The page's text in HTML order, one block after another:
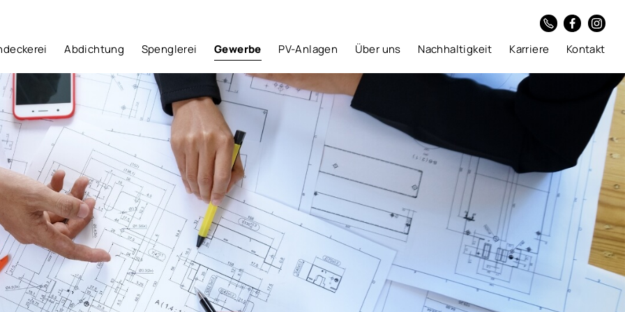
Abdichtung Spenglerei Gewerbe PV-Anlagen Über uns Nachhaltigkeit Karriere Kontakt